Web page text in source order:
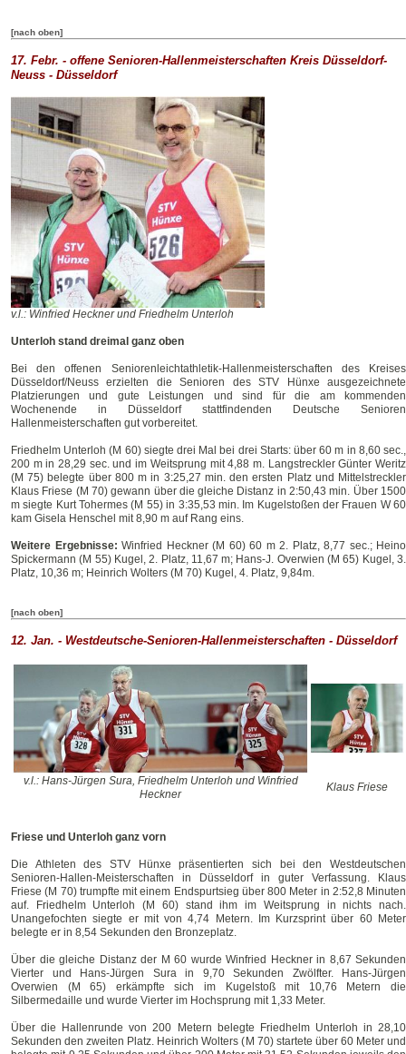
[nach oben]
17. Febr. - offene Senioren-Hallenmeisterschaften Kreis Düsseldorf-
Neuss - Düsseldorf
v.l.: Winfried Heckner und Friedhelm Unterloh
Unterloh stand dreimal ganz oben
Bei den offenen Seniorenleichtathletik-Hallenmeisterschaften des Kreises
Düsseldorf/Neuss erzielten die Senioren des STV Hünxe ausgezeichnete
Platzierungen und gute Leistungen und sind für die am kommenden
Wochenende in Düsseldorf stattfindenden Deutsche Senioren
Hallenmeisterschaften gut vorbereitet.
Friedhelm Unterloh (M 60) siegte drei Mal bei drei Starts: über 60 m in 8,60 sec.,
200 m in 28,29 sec. und im Weitsprung mit 4,88 m. Langstreckler Günter Weritz
(M 75) belegte über 800 m in 3:25,27 min. den ersten Platz und Mittelstreckler
Klaus Friese (M 70) gewann über die gleiche Distanz in 2:50,43 min. Über 1500
m siegte Kurt Tohermes (M 55) in 3:35,53 min. Im Kugelstoßen der Frauen W 60
kam Gisela Henschel mit 8,90 m auf Rang eins.
Weitere Ergebnisse: Winfried Heckner (M 60) 60 m 2. Platz, 8,77 sec.; Heino
Spickermann (M 55) Kugel, 2. Platz, 11,67 m; Hans-J. Overwien (M 65) Kugel, 3.
Platz, 10,36 m; Heinrich Wolters (M 70) Kugel, 4. Platz, 9,84m.
[nach oben]
12. Jan. - Westdeutsche-Senioren-Hallenmeisterschaften - Düsseldorf
v.l.: Hans-Jürgen Sura, Friedhelm Unterloh und Winfried
Heckner
Klaus Friese
Friese und Unterloh ganz vorn
Die Athleten des STV Hünxe präsentierten sich bei den Westdeutschen
Senioren-Hallen-Meisterschaften in Düsseldorf in guter Verfassung. Klaus
Friese (M 70) trumpfte mit einem Endspurtsieg über 800 Meter in 2:52,8 Minuten
auf. Friedhelm Unterloh (M 60) stand ihm im Weitsprung in nichts nach.
Unangefochten siegte er mit von 4,74 Metern. Im Kurzsprint über 60 Meter
belegte er in 8,54 Sekunden den Bronzeplatz.
Über die gleiche Distanz der M 60 wurde Winfried Heckner in 8,67 Sekunden
Vierter und Hans-Jürgen Sura in 9,70 Sekunden Zwölfter. Hans-Jürgen
Overwien (M 65) erkämpfte sich im Kugelstoß mit 10,76 Metern die
Silbermedaille und wurde Vierter im Hochsprung mit 1,33 Meter.
Über die Hallenrunde von 200 Metern belegte Friedhelm Unterloh in 28,10
Sekunden den zweiten Platz. Heinrich Wolters (M 70) startete über 60 Meter und